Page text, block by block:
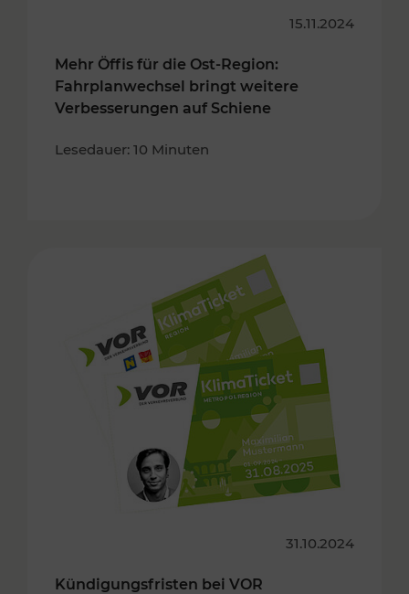
15.11.2024
Mehr Öffis für die Ost-Region:
Fahrplanwechsel bringt weitere
Verbesserungen auf Schiene
Lesedauer: 10 Minuten
31.10.2024
Kündigungsfristen bei VOR